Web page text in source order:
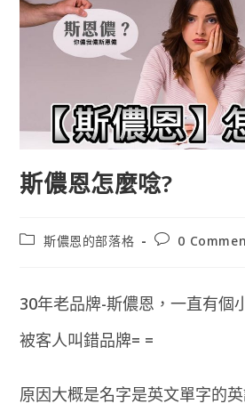
斯儂恩怎麼唸?
Post斯儂恩的部落格
Post0
30年老品牌-斯儂恩，一直有個
被客人叫錯品牌= =
原因大概是名字是英文單字的